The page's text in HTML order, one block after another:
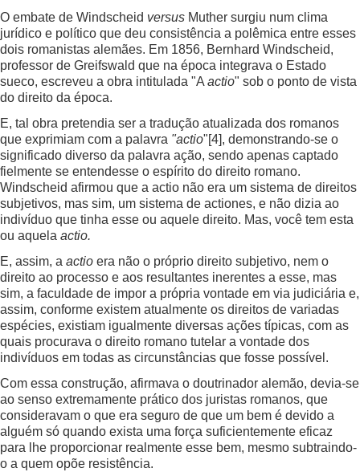
O embate de Windscheid versus Muther surgiu num clima
jurídico e político que deu consistência a polêmica entre esses
dois romanistas alemães. Em 1856, Bernhard Windscheid,
professor de Greifswald que na época integrava o Estado
sueco, escreveu a obra intitulada "A actio" sob o ponto de vista
do direito da época.
E, tal obra pretendia ser a tradução atualizada dos romanos
que exprimiam com a palavra "actio"[4], demonstrando-se o
significado diverso da palavra ação, sendo apenas captado
fielmente se entendesse o espírito do direito romano.
Windscheid afirmou que a actio não era um sistema de direitos
subjetivos, mas sim, um sistema de actiones, e não dizia ao
indivíduo que tinha esse ou aquele direito. Mas, você tem esta
ou aquela actio.
E, assim, a actio era não o próprio direito subjetivo, nem o
direito ao processo e aos resultantes inerentes a esse, mas
sim, a faculdade de impor a própria vontade em via judiciária e,
assim, conforme existem atualmente os direitos de variadas
espécies, existiam igualmente diversas ações típicas, com as
quais procurava o direito romano tutelar a vontade dos
indivíduos em todas as circunstâncias que fosse possível.
Com essa construção, afirmava o doutrinador alemão, devia-se
ao senso extremamente prático dos juristas romanos, que
consideravam o que era seguro de que um bem é devido a
alguém só quando exista uma força suficientemente eficaz
para lhe proporcionar realmente esse bem, mesmo subtraindo-
o a quem opõe resistência.